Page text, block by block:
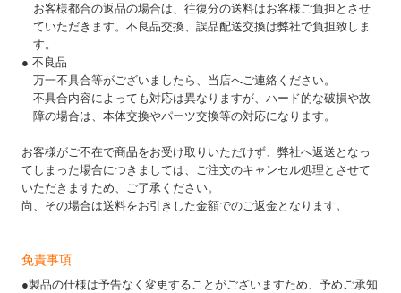
お客様都合の返品の場合は、往復分の送料はお客様ご負担とさせ
ていただきます。不良品交換、誤品配送交換は弊社で負担致しま
す。
● 不良品
万一不具合等がございましたら、当店へご連絡ください。
不具合内容によっても対応は異なりますが、ハード的な破損や故
障の場合は、本体交換やパーツ交換等の対応になります。
お客様がご不在で商品をお受け取りいただけず、弊社へ返送となっ
てしまった場合につきましては、ご注文のキャンセル処理とさせて
いただきますため、ご了承ください。
尚、その場合は送料をお引きした金額でのご返金となります。
免責事項
●製品の仕様は予告なく変更することがございますため、予めご承知